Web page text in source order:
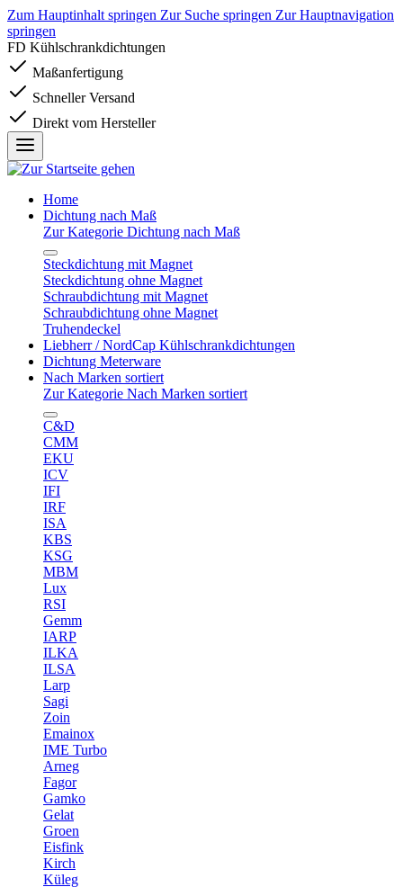
Zum Hauptinhalt springen Zur Suche springen Zur Hauptnavigation
springen
FD Kühlschrankdichtungen
Maßanfertigung
Schneller Versand
Direkt vom Hersteller
Home
Dichtung nach Maß
Zur Kategorie Dichtung nach Maß
Steckdichtung mit Magnet
Steckdichtung ohne Magnet
Schraubdichtung mit Magnet
Schraubdichtung ohne Magnet
Truhendeckel
Liebherr / NordCap Kühlschrankdichtungen
Dichtung Meterware
Nach Marken sortiert
Zur Kategorie Nach Marken sortiert
C&D
CMM
EKU
ICV
IFI
IRF
ISA
KBS
KSG
MBM
Lux
RSI
Gemm
IARP
ILKA
ILSA
Larp
Sagi
Zoin
Emainox
IME Turbo
Arneg
Fagor
Gamko
Gelat
Groen
Eisfink
Kirch
Küleg